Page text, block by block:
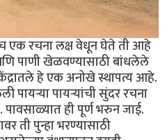
एक रचना लक्ष वेधून घेते ती आहे
पाणी खेळवण्यासाठी बांधलेले
हे एक अनोखे स्थापत्य आहे.
पायर्‍या पायर्‍यांची सुंदर रचना
ही पूर्ण भरुन जाई.
ती पुन्हा भरण्यासाठी